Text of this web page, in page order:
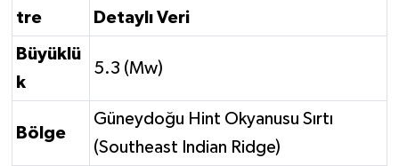
tre
Detaylı Veri
Büyüklü
k
5.3 (Mw)
Bölge
Güneydoğu Hint Okyanusu Sırtı
(Southeast Indian Ridge)